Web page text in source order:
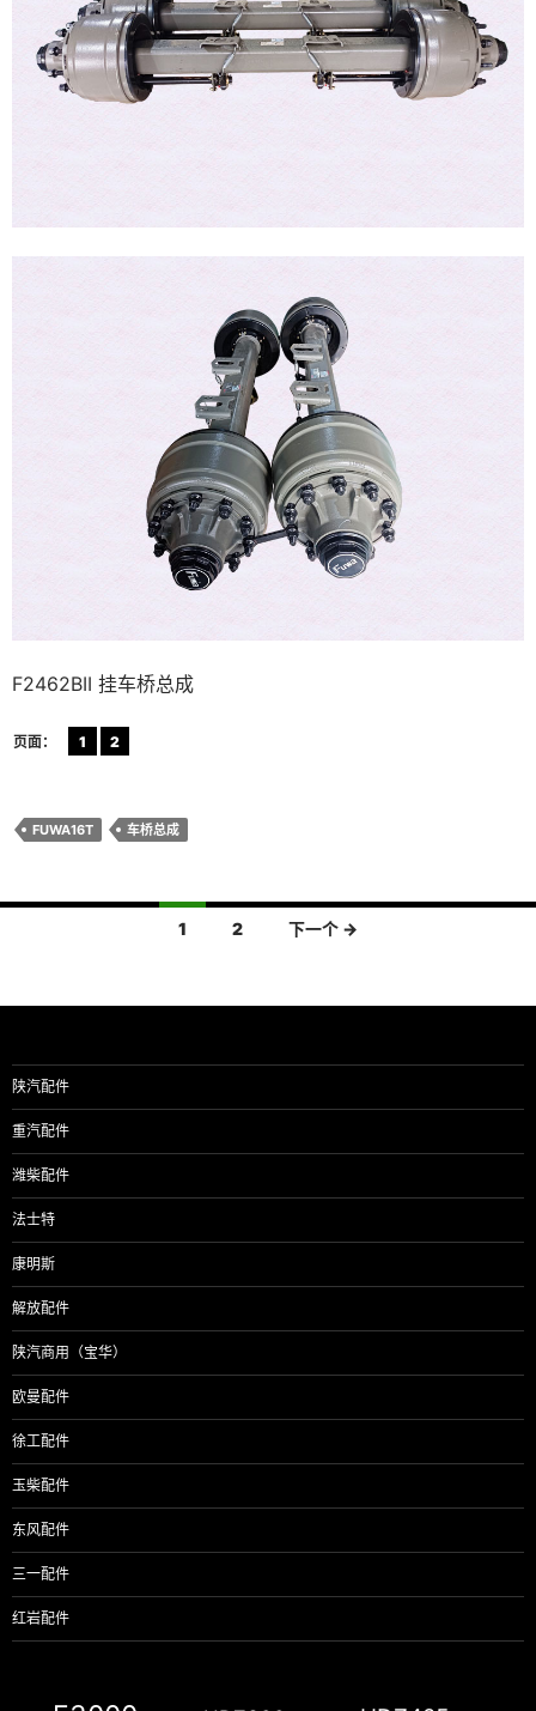
F2462BII 挂车桥总成
页面： 1 2
FUWA16T 车桥总成
导
1 2 下一个 →
陕汽配件
重汽配件
潍柴配件
法士特
康明斯
解放配件
陕汽商用（宝华）
欧曼配件
徐工配件
玉柴配件
东风配件
三一配件
红岩配件